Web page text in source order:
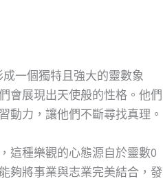
一個獨特且強大的靈數象
會展現出天使般的性格。他們
動力，讓他們不斷尋找真理。
這種樂觀的心態源自於靈數0
夠將事業與志業完美結合，發